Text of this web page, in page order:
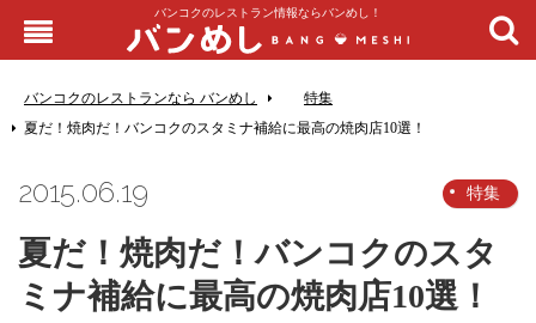
バンコクのレストラン情報ならバンめし！
バンコクのレストランなら バンめし
特集
夏だ！焼肉だ！バンコクのスタミナ補給に最高の焼肉店10選！
2015.06.19 特集
夏だ！焼肉だ！バンコクのスタ
ミナ補給に最高の焼肉店10選！